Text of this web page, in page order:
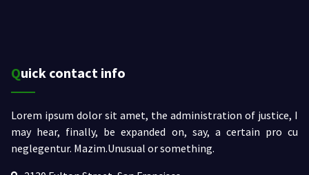
Quick contact info
Lorem ipsum dolor sit amet, the administration of justice, I
may hear, finally, be expanded on, say, a certain pro cu
neglegentur. Mazim.Unusual or something.